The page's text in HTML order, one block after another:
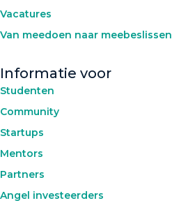
Vacatures
Van meedoen naar meebeslissen
Informatie voor
Studenten
Community
Startups
Mentors
Partners
Angel investeerders